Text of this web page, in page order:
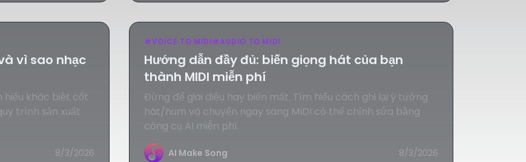
vì sao nhạc
hiểu khác biệt cốt
trình sản xuất
8/3/2026
#VOICE TO MIDI#AUDIO TO MIDI
Hướng dẫn đầy đủ: biến giọng hát của bạn
thành MIDI miễn phí
Đừng để giai điệu hay biến mất. Tìm hiểu cách ghi lại ý tưởng
hát/hum và chuyển ngay sang MIDI có thể chỉnh sửa bằng
công cụ AI miễn phí.
AI Make Song 8/3/2026